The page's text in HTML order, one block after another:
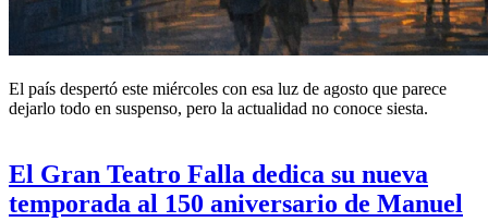
El país despertó este miércoles con esa luz de agosto que parece
dejarlo todo en suspenso, pero la actualidad no conoce siesta.
El Gran Teatro Falla dedica su nueva
temporada al 150 aniversario de Manuel